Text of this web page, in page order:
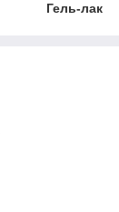
Гель-лак